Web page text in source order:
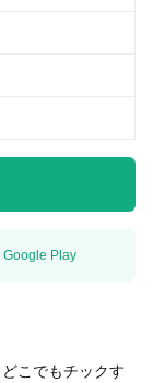
Google Play
こでもチックす